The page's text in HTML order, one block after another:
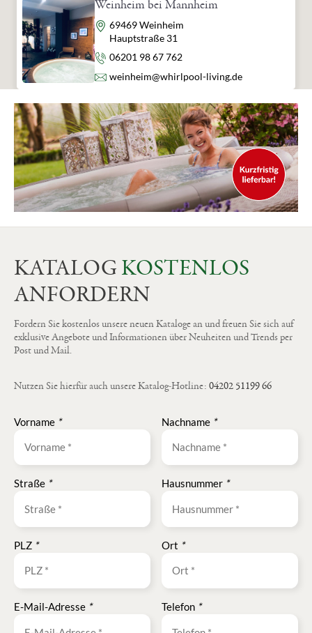
Weinheim bei Mannheim
Adresse
69469 Weinheim
Hauptstraße 31
Telefon
06201 98 67 762
E-Mail
weinheim@whirlpool-living.de
KATALOG KOSTENLOS
ANFORDERN
Fordern Sie kostenlos unsere neuen Kataloge an und freuen Sie sich auf
exklusive Angebote und Informationen über Neuheiten und Trends per
Post und Mail.
Nutzen Sie hierfür auch unsere Katalog-Hotline: 04202 51199 66
Vorname * Nachname *
Straße * Hausnummer *
PLZ * Ort *
E-Mail-Adresse * Telefon *